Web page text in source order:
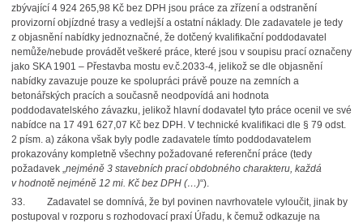
zbývající 4 924 265,98 Kč bez DPH jsou práce za zřízení a odstranění
provizorní objízdné trasy a vedlejší a ostatní náklady. Dle zadavatele je tedy
z objasnění nabídky jednoznačné, že dotčený kvalifikační poddodavatel
nemůže/nebude provádět veškeré práce, které jsou v soupisu prací označeny
jako SKA 1901 – Přestavba mostu ev.č.2033-4, jelikož se dle objasnění
nabídky zavazuje pouze ke spolupráci právě pouze na zemních a
betonářských pracích a současně neodpovídá ani hodnota
poddodavatelského závazku, jelikož hlavní dodavatel tyto práce ocenil ve své
nabídce na 17 491 627,07 Kč bez DPH. V technické kvalifikaci dle § 79 odst.
2 písm. a) zákona však byly podle zadavatele tímto poddodavatelem
prokazovány kompletně všechny požadované referenční práce (tedy
požadavek „nejméně 3 stavebních prací obdobného charakteru, každá
v hodnotě nejméně 12 mi. Kč bez DPH (…)“).
33. Zadavatel se domnívá, že byl povinen navrhovatele vyloučit, jinak by
postupoval v rozporu s rozhodovací praxí Úřadu, k čemuž odkazuje na